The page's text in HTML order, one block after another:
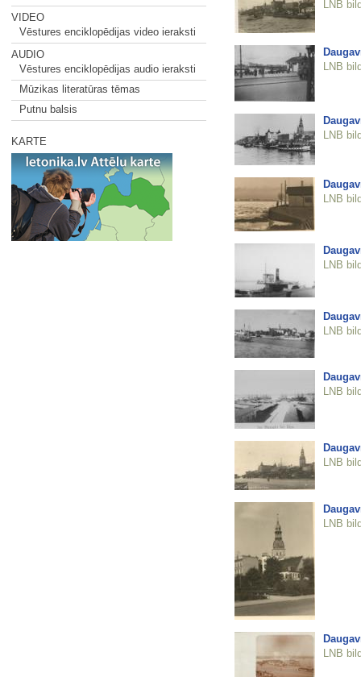
VIDEO
Vēstures enciklopēdijas video ieraksti
AUDIO
Vēstures enciklopēdijas audio ieraksti
Mūzikas literatūras tēmas
Putnu balsis
KARTE
LNB
LNB
LNB
LNB
LNB
LNB
LNB
LNB
LNB
LNB